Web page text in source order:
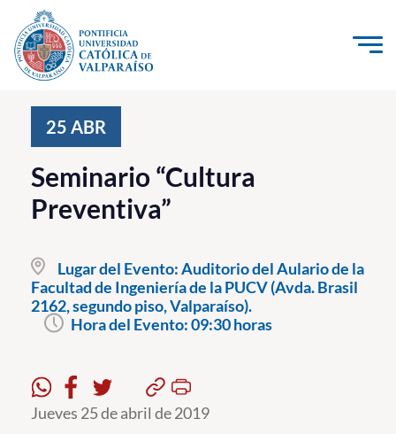
Click acá para ir directamente al contenido
Investigación, Creación e Innovación
PUCV Internacional
Vinculación con el Medio
Admisión
Pregrado
Formación Continua
25 ABR
Seminario “Cultura
Preventiva”
Lugar del Evento:Auditorio del Aulario de la
Facultad de Ingeniería de la PUCV (Avda. Brasil
2162, segundo piso, Valparaíso).
Hora del Evento:09:30 horas
Jueves 25 de abril de 2019